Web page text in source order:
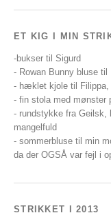
ET KIG I MIN
-bukser til Sigurd
- Rowan Bunny bluse til
- hæklet kjole til Filippa,
- fin stola med mønster
- rundstykke fra Geilsk,
mangelfuld
- sommerbluse til min
da der OGSÅ var fejl i
STRIKKET I 2013